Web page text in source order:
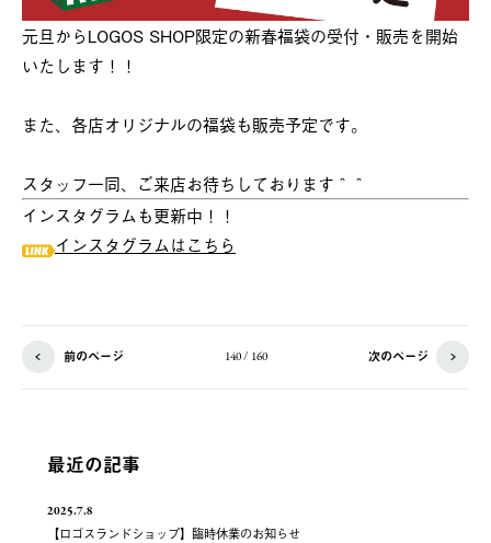
元旦からLOGOS SHOP限定の新春福袋の受付・販売を開始
いたします！！
また、各店オリジナルの福袋も販売予定です。
スタッフ一同、ご来店お待ちしております＾＾
インスタグラムも更新中！！
インスタグラムはこちら
前のページ 140 / 160 次のページ
最近の記事
2025.7.8
【ロゴスランドショップ】臨時休業のお知らせ